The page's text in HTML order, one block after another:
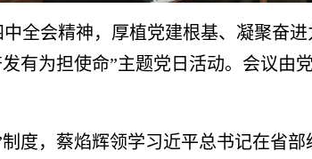
全会精神，厚植党建根基、凝聚奋进
有为担使命”主题党日活动。会议由
度，蔡焰辉领学习近平总书记在省